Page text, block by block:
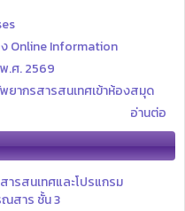
Online Information
.ศ. 2569
ยากรสารสนเทศเข้าห้องสมุด
อ่านต่อ
รสนเทศและโปรแกรม
สาร ชั้น 3